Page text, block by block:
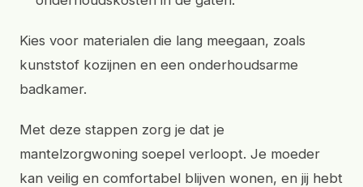
Kies voor materialen die lang meegaan, zoals
kunststof kozijnen en een onderhoudsarme
badkamer.
Met deze stappen zorg je dat je
mantelzorgwoning soepel verloopt. Je moeder
kan veilig en comfortabel blijven wonen, en jij hebt